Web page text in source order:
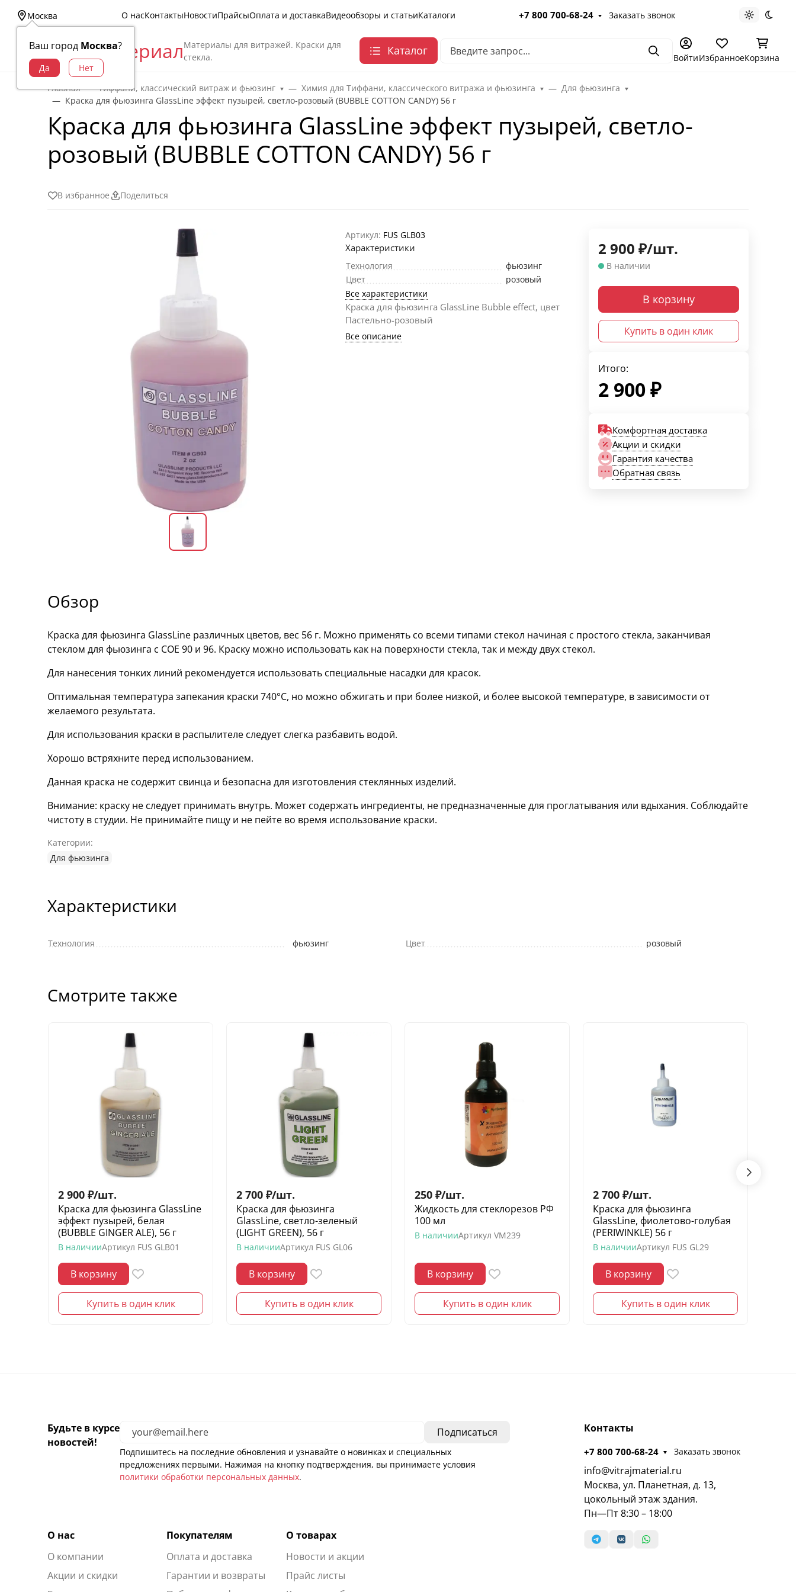
Москва
Ваш город Москва?
О насКонтактыНовостиПрайсыОплата и доставкаВидеообзоры и статьиКаталоги +7 800 700-68-24 Заказать звонок Светлая
Витраж МатериалМатериалы для витражей. Краски для
стекла.
Каталог ПоискВойтиИзбранноеКорзина
Главная Тиффани, классический витраж и фьюзинг Химия для Тиффани, классического витража и фьюзинга
Для фьюзинга
Краска для фьюзинга GlassLine эффект пузырей, светло-розовый (BUBBLE COTTON CANDY) 56 г
Краска для фьюзинга GlassLine эффект пузырей, светло-
розовый (BUBBLE COTTON CANDY) 56 г
В избранное Поделиться
Артикул: FUS GLB03
Характеристики
Технология
фьюзинг
Цвет
розовый
Все характеристики
Краска для фьюзинга GlassLine Bubble effect, цвет
Пастельно-розовый
Все описание
2 900 ₽/шт.
В наличии
В корзину
Купить в один клик
Итого:
2 900₽
Комфортная доставка
Акции и скидки
Гарантия качества
Обратная связь
Обзор
Краска для фьюзинга GlassLine различных цветов, вес 56 г. Можно применять со всеми типами стекол начиная с простого стекла, заканчивая
стеклом для фьюзинга с COE 90 и 96. Краску можно использовать как на поверхности стекла, так и между двух стекол.
Для нанесения тонких линий рекомендуется использовать специальные насадки для красок.
Оптимальная температура запекания краски 740°С, но можно обжигать и при более низкой, и более высокой температуре, в зависимости от
желаемого результата.
Для использования краски в распылителе следует слегка разбавить водой.
Хорошо встряхните перед использованием.
Данная краска не содержит свинца и безопасна для изготовления стеклянных изделий.
Внимание: краску не следует принимать внутрь. Может содержать ингредиенты, не предназначенные для проглатывания или вдыхания. Соблюдайте
чистоту в студии. Не принимайте пищу и не пейте во время использование краски.
Категории:
Для фьюзинга
Характеристики
Технология фьюзинг Цвет розовый
Смотрите также
2 900 ₽/шт.
Краска для фьюзинга GlassLine
эффект пузырей, белая
(BUBBLE GINGER ALE), 56 г
В наличииАртикул FUS GLB01
В корзину
Купить в один клик
2 700 ₽/шт.
Краска для фьюзинга
GlassLine, светло-зеленый
(LIGHT GREEN), 56 г
В наличииАртикул FUS GL06
В корзину
Купить в один клик
250 ₽/шт.
Жидкость для стеклорезов РФ
100 мл
В наличииАртикул VM239
В корзину
Купить в один клик
2 700 ₽/шт.
Краска для фьюзинга
GlassLine, фиолетово-голубая
(PERIWINKLE) 56 г
В наличииАртикул FUS GL29
В корзину
Купить в один клик
Будьте в курсе
новостей!
Подпишитесь на последние обновления и узнавайте о новинках и специальных
предложениях первыми. Нажимая на кнопку подтверждения, вы принимаете условия
политики обработки персональных данных.
О нас
О компании
Акции и скидки
Покупателям
Оплата и доставка
Гарантии и возвраты
О товарах
Новости и акции
Прайс листы
Контакты
+7 800 700-68-24 Заказать звонок
info@vitrajmaterial.ru
Москва, ул. Планетная, д. 13,
цокольный этаж здания.
Пн—Пт 8:30 – 18:00